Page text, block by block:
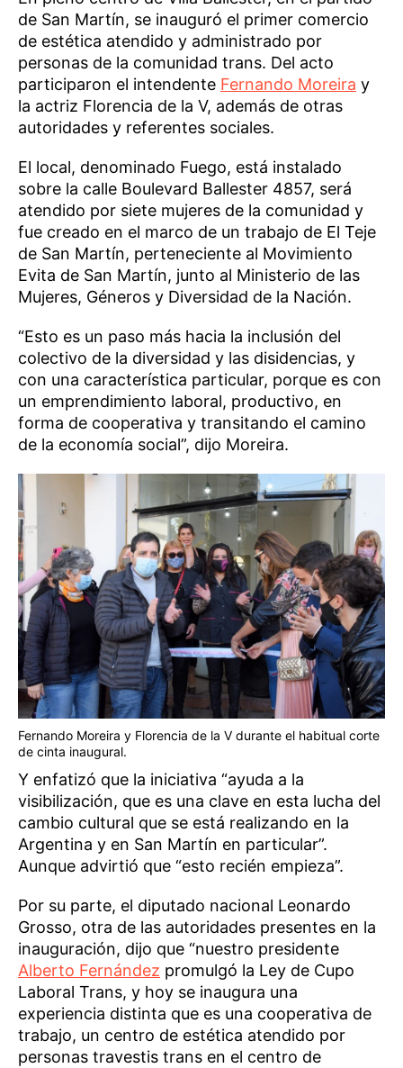
de San Martín, se inauguró el primer comercio
de estética atendido y administrado por
personas de la comunidad trans. Del acto
participaron el intendente Fernando Moreira y
la actriz Florencia de la V, además de otras
autoridades y referentes sociales.
El local, denominado Fuego, está instalado
sobre la calle Boulevard Ballester 4857, será
atendido por siete mujeres de la comunidad y
fue creado en el marco de un trabajo de El Teje
de San Martín, perteneciente al Movimiento
Evita de San Martín, junto al Ministerio de las
Mujeres, Géneros y Diversidad de la Nación.
“Esto es un paso más hacia la inclusión del
colectivo de la diversidad y las disidencias, y
con una característica particular, porque es con
un emprendimiento laboral, productivo, en
forma de cooperativa y transitando el camino
de la economía social”, dijo Moreira.
Fernando Moreira y Florencia de la V durante el habitual corte
de cinta inaugural.
Y enfatizó que la iniciativa “ayuda a la
visibilización, que es una clave en esta lucha del
cambio cultural que se está realizando en la
Argentina y en San Martín en particular”.
Aunque advirtió que “esto recién empieza”.
Por su parte, el diputado nacional Leonardo
Grosso, otra de las autoridades presentes en la
inauguración, dijo que “nuestro presidente
Alberto Fernández promulgó la Ley de Cupo
Laboral Trans, y hoy se inaugura una
experiencia distinta que es una cooperativa de
trabajo, un centro de estética atendido por
personas travestis trans en el centro de